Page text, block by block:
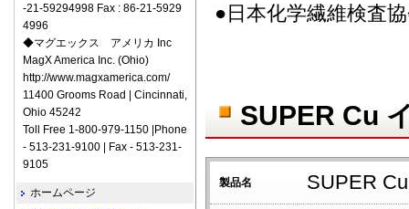
●日本化学繊維検査
SUPER Cu
製品名 SUPER
-21-59294998 Fax : 86-21-5929
4996
◆マグエックス アメリカ Inc
MagX America Inc. (Ohio)
http://www.magxamerica.com/
11400 Grooms Road | Cincinnati,
Ohio 45242
Toll Free 1-800-979-1150 |Phone
- 513-231-9100 | Fax - 513-231-
9105
ホームページ